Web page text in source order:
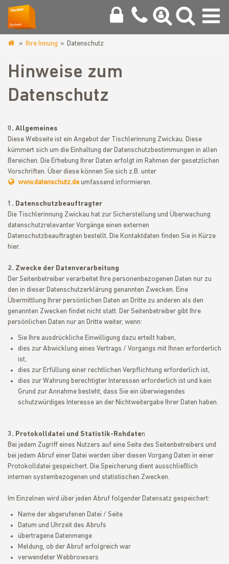
zwickau.de
Ihre Innung Datenschutz
Hinweise zum
Datenschutz
0. Allgemeines
Diese Webseite ist ein Angebot der Tischlerinnung Zwickau. Diese
kümmert sich um die Einhaltung der Datenschutzbestimmungen in allen
Bereichen. Die Erhebung Ihrer Daten erfolgt im Rahmen der gesetzlichen
Vorschriften. Über diese können Sie sich z.B. unter
www.datenschutz.de umfassend informieren.
1. Datenschutzbeauftragter
Die Tischlerinnung Zwickau hat zur Sicherstellung und Überwachung
datenschutzrelevanter Vorgänge einen externen
Datenschutzbeauftragten bestellt. Die Kontaktdaten finden Sie in Kürze
hier.
2. Zwecke der Datenverarbeitung
Der Seitenbetreiber verarbeitet Ihre personenbezogenen Daten nur zu
den in dieser Datenschutzerklärung genannten Zwecken. Eine
Übermittlung Ihrer persönlichen Daten an Dritte zu anderen als den
genannten Zwecken findet nicht statt. Der Seitenbetreiber gibt Ihre
persönlichen Daten nur an Dritte weiter, wenn:
Sie Ihre ausdrückliche Einwilligung dazu erteilt haben,
dies zur Abwicklung eines Vertrags / Vorgangs mit Ihnen erforderlich
ist,
dies zur Erfüllung einer rechtlichen Verpflichtung erforderlich ist,
dies zur Wahrung berechtigter Interessen erforderlich ist und kein
Grund zur Annahme besteht, dass Sie ein überwiegendes
schutzwürdiges Interesse an der Nichtweitergabe Ihrer Daten haben.
3. Protokolldatei und Statistik-Rohdaten
Bei jedem Zugriff eines Nutzers auf eine Seite des Seitenbetreibers und
bei jedem Abruf einer Datei werden über diesen Vorgang Daten in einer
Protokolldatei gespeichert. Die Speicherung dient ausschließlich
internen systembezogenen und statistischen Zwecken.
Im Einzelnen wird über jeden Abruf folgender Datensatz gespeichert:
Name der abgerufenen Datei / Seite
Datum und Uhrzeit des Abrufs
übertragene Datenmenge
Meldung, ob der Abruf erfolgreich war
verwendeter Webbrowsers